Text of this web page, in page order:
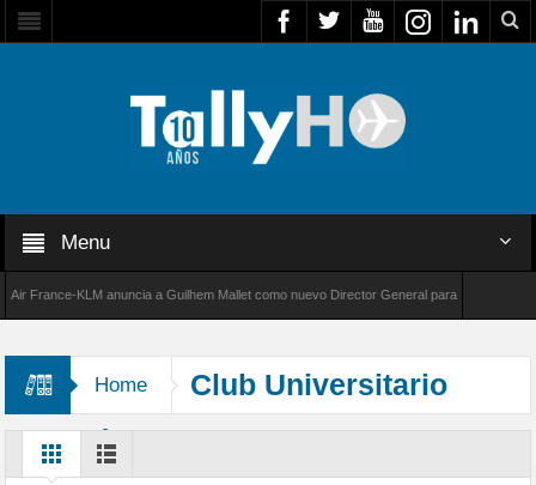
Menu
KLM anuncia a Guilhem Mallet como nuevo Director General para América Latina
Home
Club Universitario
Aviación